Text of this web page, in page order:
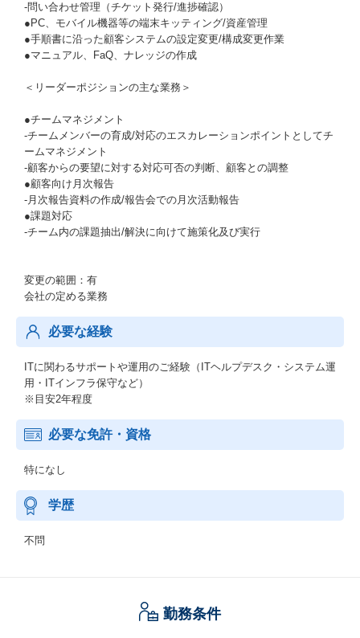
-問い合わせ管理（チケット発行/進捗確認）
●PC、モバイル機器等の端末キッティング/資産管理
●手順書に沿った顧客システムの設定変更/構成変更作業
●マニュアル、FaQ、ナレッジの作成
＜リーダーポジションの主な業務＞
●チームマネジメント
-チームメンバーの育成/対応のエスカレーションポイントとしてチ
ームマネジメント
-顧客からの要望に対する対応可否の判断、顧客との調整
●顧客向け月次報告
-月次報告資料の作成/報告会での月次活動報告
●課題対応
-チーム内の課題抽出/解決に向けて施策化及び実行
変更の範囲：有
会社の定める業務
必要な経験
ITに関わるサポートや運用のご経験（ITヘルプデスク・システム運
用・ITインフラ保守など）
※目安2年程度
必要な免許・資格
特になし
学歴
不問
勤務条件